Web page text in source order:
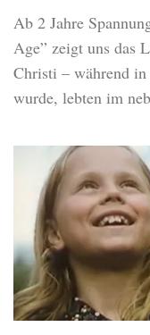
Ab 2 Jahre
Age” zeigt uns das
Christi – während in
wurde, lebten im